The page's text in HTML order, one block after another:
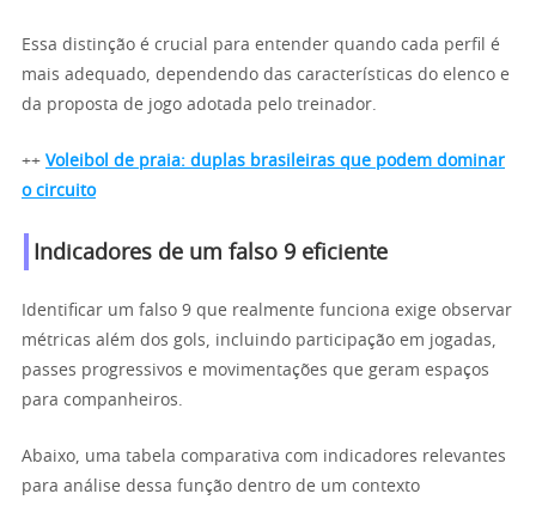
Essa distinção é crucial para entender quando cada perfil é
mais adequado, dependendo das características do elenco e
da proposta de jogo adotada pelo treinador.
++ Voleibol de praia: duplas brasileiras que podem dominar
o circuito
Indicadores de um falso 9 eficiente
Identificar um falso 9 que realmente funciona exige observar
métricas além dos gols, incluindo participação em jogadas,
passes progressivos e movimentações que geram espaços
para companheiros.
Abaixo, uma tabela comparativa com indicadores relevantes
para análise dessa função dentro de um contexto